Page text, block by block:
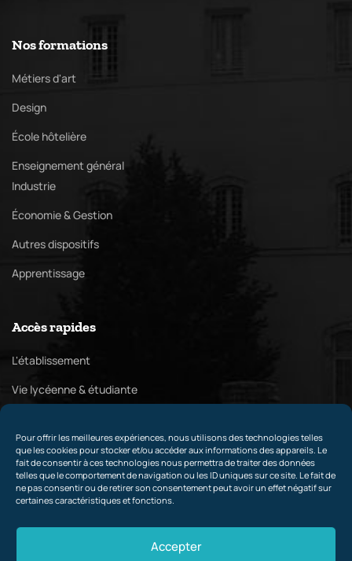
Pour offrir les meilleures expériences, nous utilisons des technologies telles
que les cookies pour stocker et/ou accéder aux informations des appareils. Le
fait de consentir à ces technologies nous permettra de traiter des données
telles que le comportement de navigation ou les ID uniques sur ce site. Le fait de
ne pas consentir ou de retirer son consentement peut avoir un effet négatif sur
certaines caractéristiques et fonctions.
Accepter
Nos formations
Métiers d'art
Design
École hôtelière
Enseignement général
Industrie
Économie & Gestion
Autres dispositifs
Apprentissage
Accès rapides
L'établissement
Vie lycéenne & étudiante
Relations internationales & partenaires
Contact